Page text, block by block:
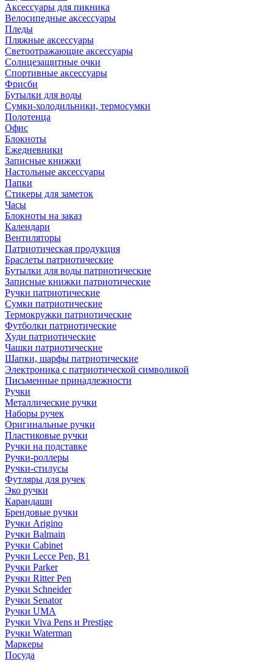
Аксессуары для пикника
Велосипедные аксессуары
Пледы
Пляжные аксессуары
Светоотражающие аксессуары
Солнцезащитные очки
Спортивные аксессуары
Фрисби
Бутылки для воды
Сумки-холодильники, термосумки
Полотенца
Офис
Блокноты
Ежедневники
Записные книжки
Настольные аксессуары
Папки
Стикеры для заметок
Часы
Блокноты на заказ
Календари
Вентиляторы
Патриотическая продукция
Браслеты патриотические
Бутылки для воды патриотические
Записные книжки патриотические
Ручки патриотические
Сумки патриотические
Термокружки патриотические
Футболки патриотические
Худи патриотические
Чашки патриотические
Шапки, шарфы патриотические
Электроника с патриотической символикой
Письменные принадлежности
Ручки
Металлические ручки
Наборы ручек
Оригинальные ручки
Пластиковые ручки
Ручки на подставке
Ручки-роллеры
Ручки-стилусы
Футляры для ручек
Эко ручки
Карандаши
Брендовые ручки
Ручки Arigino
Ручки Balmain
Ручки Cabinet
Ручки Lecce Pen, B1
Ручки Parker
Ручки Ritter Pen
Ручки Schneider
Ручки Senator
Ручки UMA
Ручки Viva Pens и Prestige
Ручки Waterman
Маркеры
Посуда